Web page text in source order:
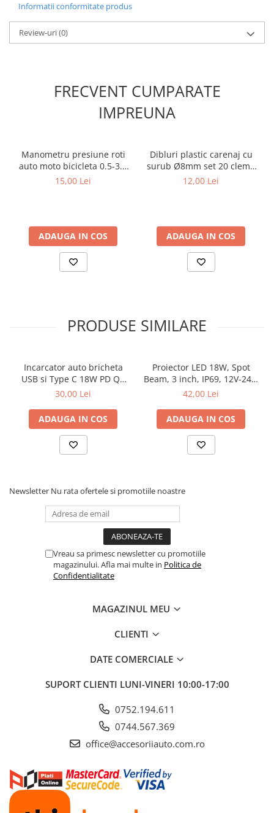
Beneficii:
Demontare fara deteriorarea tapiteriei
Nu zgarie elementele vopsite
Utilizare simpla si eficienta
Set complet cu 11 piese
Utilizare recomandata:
Ornamente interioare
Benzi decorative
Clipsuri si cleme auto
Montaj accesorii
Tip produs: set extractoare tapiterie auto
Numar piese: 11
Material: nailon intarit
Utilizare: demontare tapiterie si ornamente
Compatibilitate: utilizare universala auto
auto, cat si pentru utilizare personala.
Pretul afisat este per set.
Informatii conformitate produs
Review-uri(0)
FRECVENT CUMPARATE
IMPREUNA
Manometru presiune roti
auto moto bicicleta 0.5-3.9
Bar
15,00 Lei
ADAUGA IN COS
Dibluri plastic carenaj cu
surub Ø8mm set 20 cleme
fixare auto
12,00 Lei
ADAUGA IN COS
PRODUSE SIMILARE
Incarcator auto bricheta
USB si Type C 18W PD QC
incarcare rapida 12V 24V
30,00 Lei
ADAUGA IN COS
Proiector LED 18W, Spot
Beam, 3 inch, IP69, 12V-24V,
6500K
42,00 Lei
ADAUGA IN COS
Newsletter Nu rata ofertele si promotiile noastre
Vreau sa primesc newsletter cu promotiile
magazinului. Afla mai multe in Politica de
Confidentialitate
MAGAZINUL MEU
CLIENTI
DATE COMERCIALE
SUPORT CLIENTI LUNI-VINERI 10:00-17:00
0752.194.611
0744.567.369
office@accesoriiauto.com.ro